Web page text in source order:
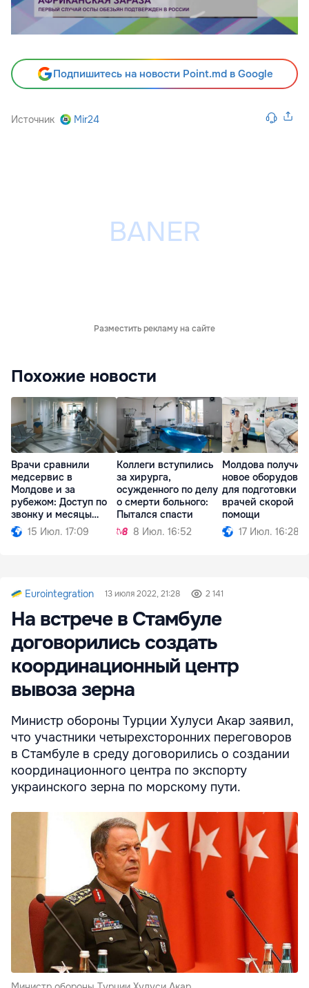
Подпишитесь на новости Point.md в Google
Источник Mir24
Разместить рекламу на сайте
Похожие новости
Врачи сравнили
медсервис в
Молдове и за
рубежом: Доступ по
звонку и месяцы
ожидания
15 Июл. 17:09
Коллеги вступились
за хирурга,
осужденного по делу
о смерти больного:
Пытался спасти
8 Июл. 16:52
Молдова
новое
для подготовки
врачей скорой
помощи
17 Июл. 16:28
Eurointegration 13 июля 2022, 21:28 2 141
На встрече в Стамбуле
договорились создать
координационный центр
вывоза зерна
Министр обороны Турции Хулуси Акар заявил,
что участники четырехсторонних переговоров
в Стамбуле в среду договорились о создании
координационного центра по экспорту
украинского зерна по морскому пути.